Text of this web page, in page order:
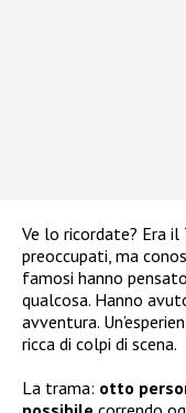
Ve lo ricordate? Era
preoccupati, ma
famosi hanno
qualcosa. Hanno
avventura.
ricca di colpi di scena.
La trama: otto